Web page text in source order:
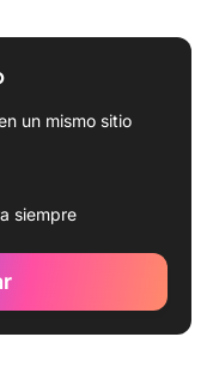
un mismo sitio
siempre